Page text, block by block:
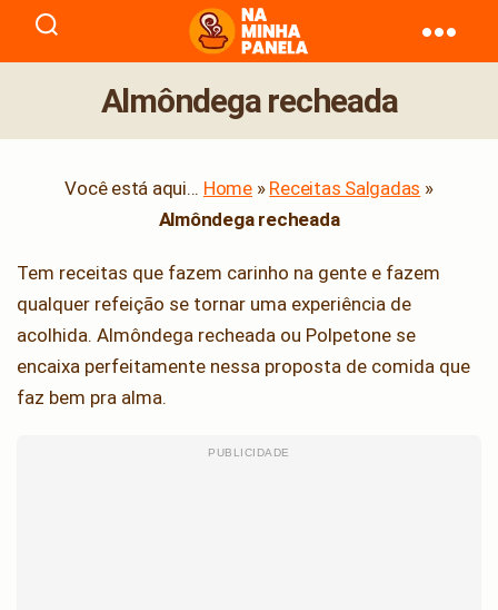
naminhapanela.com
Almôndega recheada
Você está aqui... Home » Receitas Salgadas »
Almôndega recheada
Tem receitas que fazem carinho na gente e fazem
qualquer refeição se tornar uma experiência de
acolhida. Almôndega recheada ou Polpetone se
encaixa perfeitamente nessa proposta de comida que
faz bem pra alma.